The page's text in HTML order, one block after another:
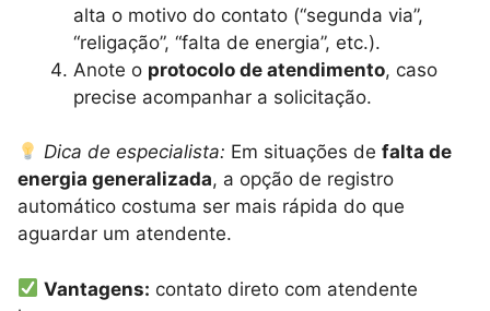
alta o motivo do contato (“segunda via”,
“religação”, “falta de energia”, etc.).
Anote o protocolo de atendimento, caso
precise acompanhar a solicitação.
Dica de especialista: Em situações defalta de
energia generalizada, a opção de registro
automático costuma ser mais rápida do que
aguardar um atendente.
Vantagens: contato direto com atendente